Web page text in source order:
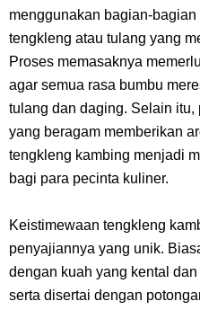
7 Fakta Ivankov One Piece,
Wanita
7 Klub Pertama Yang Menjuarai
Kamu
Pasifik
Cara Membuat Linktree
menggunakan bagian-
tengkleng atau tulang yang
Proses memasaknya
agar semua rasa bumbu
tulang dan daging. Selain
yang beragam memberikan
tengkleng kambing menjadi
bagi para pecinta kuliner.
Keistimewaan tengkleng
penyajiannya yang unik.
dengan kuah yang kental
serta disertai dengan